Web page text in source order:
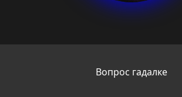
Вопрос гадалке